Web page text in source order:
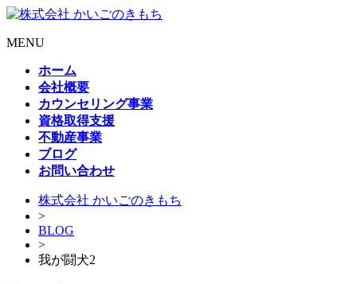
MENU
ホーム
会社概要
カウンセリング事業
資格取得支援
不動産事業
ブログ
お問い合わせ
株式会社 かいごのきもち
>
BLOG
>
我が闘犬2